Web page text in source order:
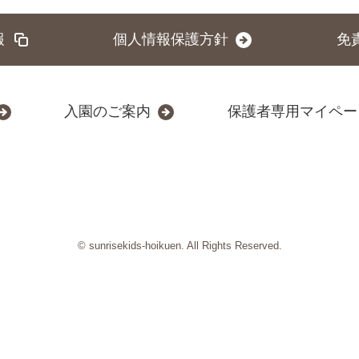
個人情報保護方針 免
入園のご案内 保護者専用マイペ
© sunrisekids-hoikuen. All Rights Reserved.